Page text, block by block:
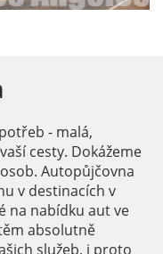
- malá,
cesty. Dokážeme
Autopůjčovna
v destinacích v
na nabídku aut ve
absolutně
služeb, i proto